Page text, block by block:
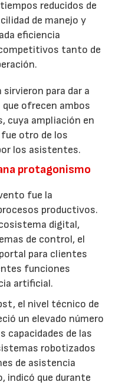
reducidos de
de manejo y
eficiencia
tanto de
para dar a
ofrecen ambos
cuya ampliación en
otro de los
los asistentes.
protagonismo
fue la
productivos.
digital,
de control, el
para clientes
funciones
artificial.
el nivel técnico de
un elevado número
capacidades de las
robotizados
de asistencia
indicó que durante